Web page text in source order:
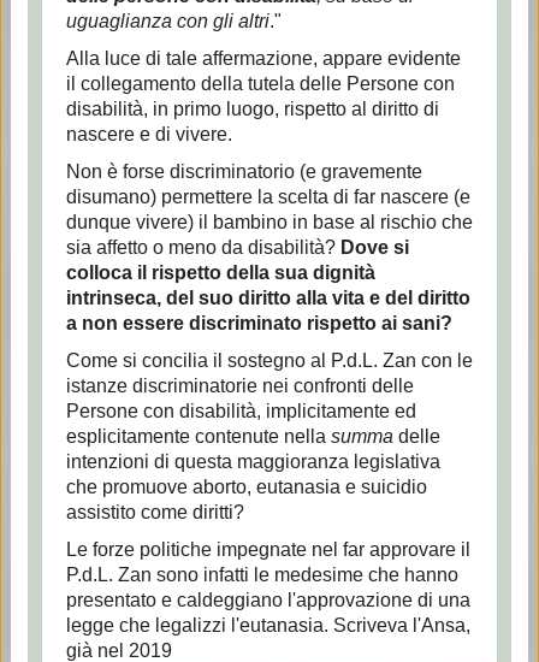
uguaglianza con gli altri."
Alla luce di tale affermazione, appare evidente
il collegamento della tutela delle Persone con
disabilità, in primo luogo, rispetto al diritto di
nascere e di vivere.
Non è forse discriminatorio (e gravemente
disumano) permettere la scelta di far nascere (e
dunque vivere) il bambino in base al rischio che
sia affetto o meno da disabilità? Dove si
colloca il rispetto della sua dignità
intrinseca, del suo diritto alla vita e del diritto
a non essere discriminato rispetto ai sani?
Come si concilia il sostegno al P.d.L. Zan con le
istanze discriminatorie nei confronti delle
Persone con disabilità, implicitamente ed
esplicitamente contenute nella summa delle
intenzioni di questa maggioranza legislativa
che promuove aborto, eutanasia e suicidio
assistito come diritti?
Le forze politiche impegnate nel far approvare il
P.d.L. Zan sono infatti le medesime che hanno
presentato e caldeggiano l'approvazione di una
legge che legalizzi l'eutanasia. Scriveva l'Ansa,
già nel 2019